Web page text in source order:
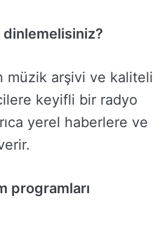
müzik arşivi ve kaliteli
keyifli bir radyo
yerel haberlere ve
programları